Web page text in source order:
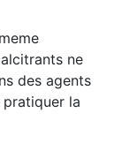
ne
des agents
la